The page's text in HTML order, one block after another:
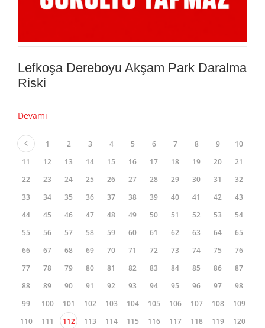
Lefkoşa Dereboyu Akşam Park Daralma
Riski
Devamı
1 2 3 4 5 6 7 8 9
10
11
12 13 14 15 16 17 18 19 20
21
22
23 24 25 26 27 28 29 30 31
32
33
34 35 36 37 38 39 40 41 42
43
44
45 46 47 48 49 50 51 52 53
54
55
56 57 58 59 60 61 62 63 64
65
66
67 68 69 70 71 72 73 74 75
76
77
78 79 80 81 82 83 84 85 86
87
88
89 90 91 92 93 94 95 96 97
98
99
100 101 102 103 104 105 106 107 108
109
110
111 112 113 114 115 116 117 118 119 120